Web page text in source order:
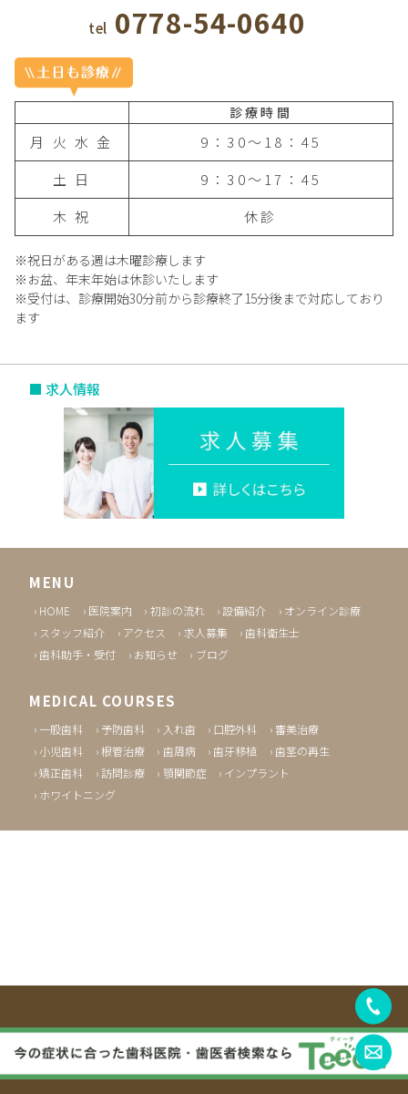
tel 0778-54-0640
診療時間
月 火 水 金
9：30〜18：45
土 日
9：30〜17：45
木 祝
休診
※祝日がある週は木曜診療します
※お盆、年末年始は休診いたします
※受付は、診療開始30分前から診療終了15分後まで対応しており
ます
■ 求人情報
MENU
HOME 医院案内 初診の流れ 設備紹介
オンライン診療
スタッフ紹介
アクセス 求人募集
歯科衛生士
歯科助手・受付
お知らせ ブログ
MEDICAL COURSES
一般歯科 予防歯科 入れ歯 口腔外科
審美治療
小児歯科
根管治療 歯周病 歯牙移植
歯茎の再生
矯正歯科
訪問診療 顎関節症
インプラント
ホワイトニング